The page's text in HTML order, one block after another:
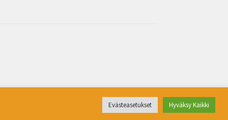
Evästeasetukset Hyväksy Kaikki